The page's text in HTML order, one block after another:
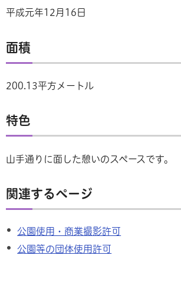
平成元年12月16日
面積
200.13平方メートル
特色
山手通りに面した憩いのスペースです。
関連するページ
公園使用・商業撮影許可
公園等の団体使用許可